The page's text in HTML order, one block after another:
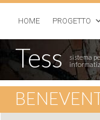
HOME PROGETTO
Tess
sistema